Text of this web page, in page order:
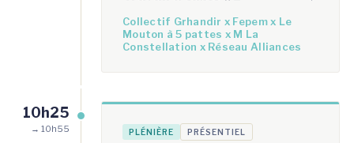
Collectif Grhandir x Fepem x Le
Mouton à 5 pattes x M La
Constellation x Réseau Alliances
10h25
→ 10h55 PLÉNIÈRE PRÉSENTIEL